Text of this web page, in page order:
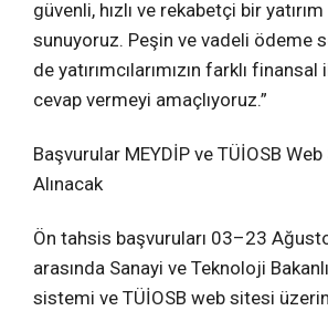
güvenli, hızlı ve rekabetçi bir
sunuyoruz. Peşin ve vadeli ödeme
de yatırımcılarımızın farklı
cevap vermeyi amaçlıyoruz.”
Başvurular MEYDİP ve TÜİOSB
Alınacak
Ön tahsis başvuruları 03–23
arasında Sanayi ve Teknoloji
sistemi ve TÜİOSB web sitesi